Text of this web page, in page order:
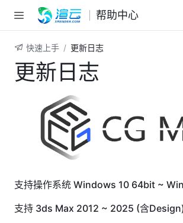
跳至主要內容 帮助中心
快速上手 更新日志
更新日志
支持操作系统 Windows 10 64bit ~
支持 3ds Max 2012 ~ 2025 (含